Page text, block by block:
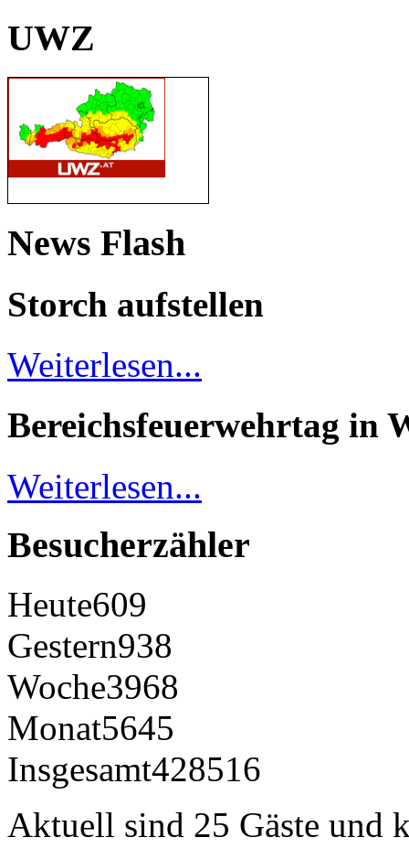
UWZ
News Flash
Storch aufstellen
Weiterlesen...
Bereichsfeuerwehrtag in
Weiterlesen...
Besucherzähler
Heute609
Gestern938
Woche3968
Monat5645
Insgesamt428516
Aktuell sind 25 Gäste und